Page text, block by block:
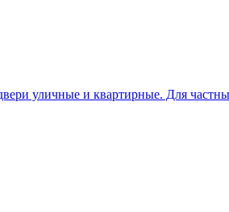
уличные и квартирные. Для